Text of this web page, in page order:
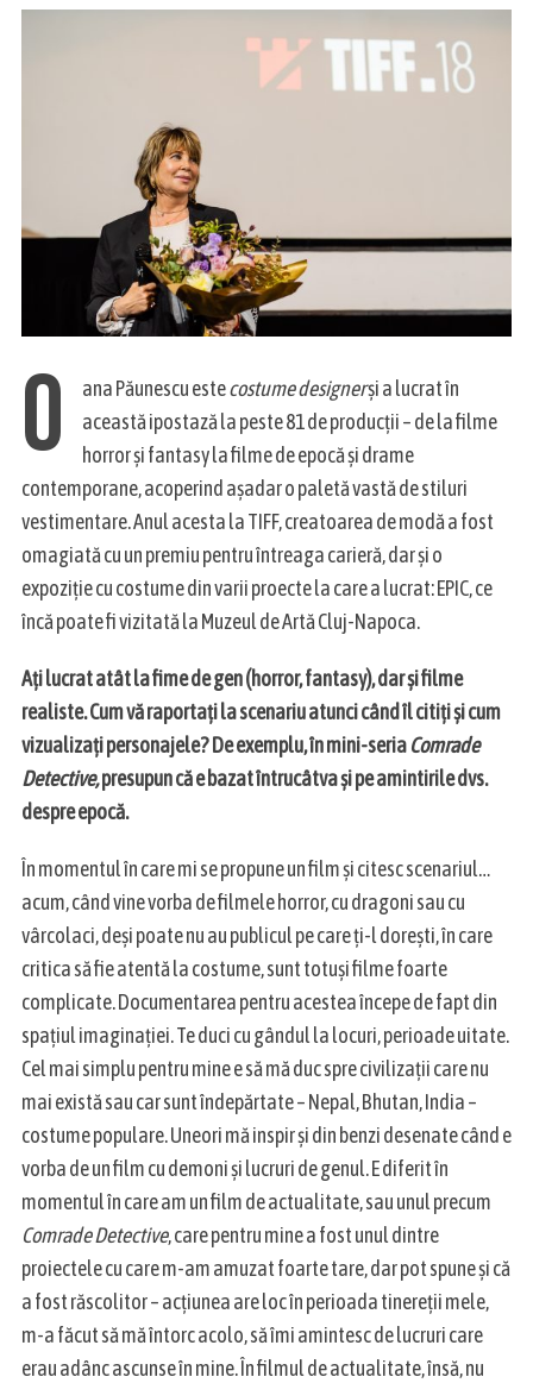
O ana Păunescu estecostume designerși a lucrat în
această ipostază la peste 81 de producții – de la filme
horror și fantasy la filme de epocă și drame
contemporane, acoperind așadar o paletă vastă de stiluri
vestimentare. Anul acesta la TIFF, creatoarea de modă a fost
omagiată cu un premiu pentru întreaga carieră, dar și o
expoziție cu costume din varii proecte la care a lucrat: EPIC, ce
încă poate fi vizitată la Muzeul de Artă Cluj-Napoca.
Ați lucrat atât la fime de gen (horror, fantasy), dar și filme
realiste. Cum vă raportați la scenariu atunci când îl citiți și cum
vizualizați personajele? De exemplu, în mini-seriaComrade
Detective,presupun că e bazat întrucâtva și pe amintirile dvs.
despre epocă.
În momentul în care mi se propune un film și citesc scenariul…
acum, când vine vorba de filmele horror, cu dragoni sau cu
vârcolaci, deși poate nu au publicul pe care ți-l dorești, în care
critica să fie atentă la costume, sunt totuși filme foarte
complicate. Documentarea pentru acestea începe de fapt din
spațiul imaginației. Te duci cu gândul la locuri, perioade uitate.
Cel mai simplu pentru mine e să mă duc spre civilizații care nu
mai există sau car sunt îndepărtate – Nepal, Bhutan, India –
costume populare. Uneori mă inspir și din benzi desenate când e
vorba de un film cu demoni și lucruri de genul. E diferit în
momentul în care am un film de actualitate, sau unul precum
Comrade Detective, care pentru mine a fost unul dintre
proiectele cu care m-am amuzat foarte tare, dar pot spune și că
a fost răscolitor – acțiunea are loc în perioada tinereții mele,
m-a făcut să mă întorc acolo, să îmi amintesc de lucruri care
erau adânc ascunse în mine. În filmul de actualitate, însă, nu